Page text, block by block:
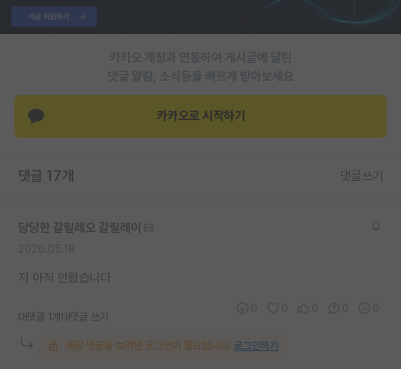
PI 전용 게시판
인문사회 계열 게시판
특수/전문대학원 게시판
반도체/AI 게시판
장학금/장학생 게시판
커리어
유학교육
이벤트
카카오 계정과 연동하여 게시글에 달린
댓글 알람, 소식등을 빠르게 받아보세요
카카오로 시작하기
댓글 17개 댓글쓰기
당당한 갈릴레오 갈릴레이
저 아직 안왔습니다
대댓글 1개 대댓글 쓰기
해당 댓글을 보려면 로그인이 필요합니다. 로그인하기